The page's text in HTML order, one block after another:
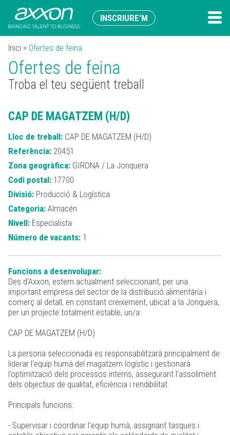
INSCRIURE'M
Inici > Ofertes de feina
Ofertes de feina
Troba el teu següent treball
CAP DE MAGATZEM (H/D)
Lloc de treball:CAP DE MAGATZEM (H/D)
Referència:20451
Zona geogràfica:GIRONA / La Jonquera
Codi postal:17700
Divisió:Producció & Logística
Categoria:Almacén
Nivell:Especialista
Número de vacants:1
Funcions a desenvolupar:
Des d'Axxon, estem actualment seleccionant, per una
important empresa del sector de la distribució alimentària i
comerç al detall, en constant creixement, ubicat a la Jonquera,
per un projecte totalment estable, un/a:
CAP DE MAGATZEM (H/D)
La persona seleccionada es responsabilitzarà principalment de
liderar l'equip humà del magatzem logístic i gestionarà
l'optimització dels processos interns, assegurant l'assoliment
dels objectius de qualitat, eficiència i rendibilitat.
Principals funcions:
- Supervisar i coordinar l'equip humà, assignant tasques i